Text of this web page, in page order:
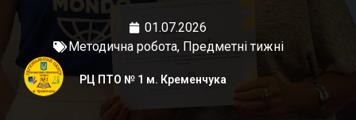
01.07.2026
Методична робота, Предметні тижні
РЦ ПТО № 1 м. Кременчука